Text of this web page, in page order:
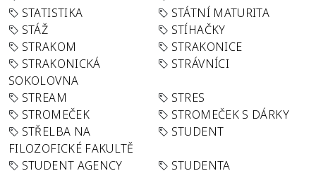
STATISTIKA
STÁTNÍ MATURITA
STÁŽ
STÍHAČKY
STRAKOM
STRAKONICE
STRAKONICKÁ
SOKOLOVNA
STRÁVNÍCI
STREAM
STRES
STROMEČEK
STROMEČEK S DÁRKY
STŘELBA NA
FILOZOFICKÉ FAKULTĚ
STUDENT
STUDENT AGENCY
STUDENTA